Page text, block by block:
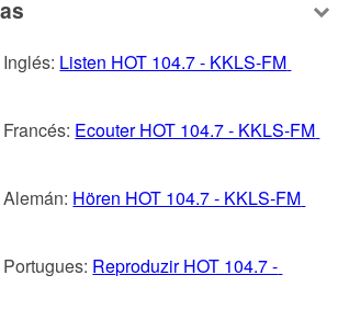
Listen HOT 104.7 - KKLS-FM
Ecouter HOT 104.7 - KKLS-FM
Hören HOT 104.7 - KKLS-FM
Reproduzir HOT 104.7 -